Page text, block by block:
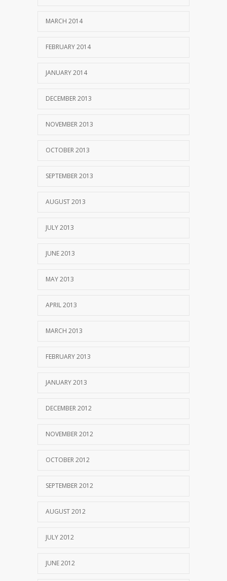
MARCH 2014
FEBRUARY 2014
JANUARY 2014
DECEMBER 2013
NOVEMBER 2013
OCTOBER 2013
SEPTEMBER 2013
AUGUST 2013
JULY 2013
JUNE 2013
MAY 2013
APRIL 2013
MARCH 2013
FEBRUARY 2013
JANUARY 2013
DECEMBER 2012
NOVEMBER 2012
OCTOBER 2012
SEPTEMBER 2012
AUGUST 2012
JULY 2012
JUNE 2012